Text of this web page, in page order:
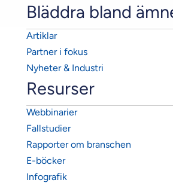
Bläddra bland
Artiklar
Partner i fokus
Nyheter & Industri
Resurser
Webbinarier
Fallstudier
Rapporter om branschen
E-böcker
Infografik